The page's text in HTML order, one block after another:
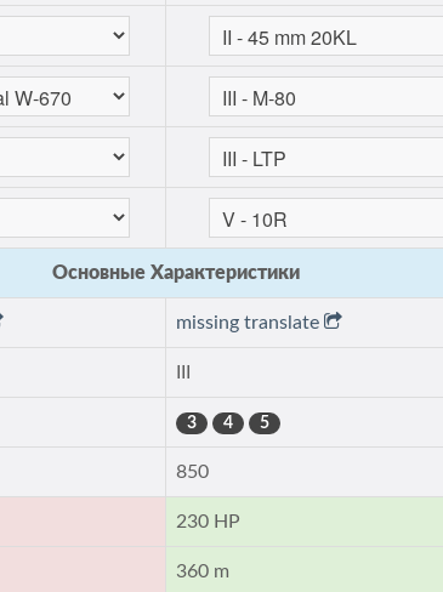
Основные Характеристики
missing translate
3 4 5
850
230 HP
360 m